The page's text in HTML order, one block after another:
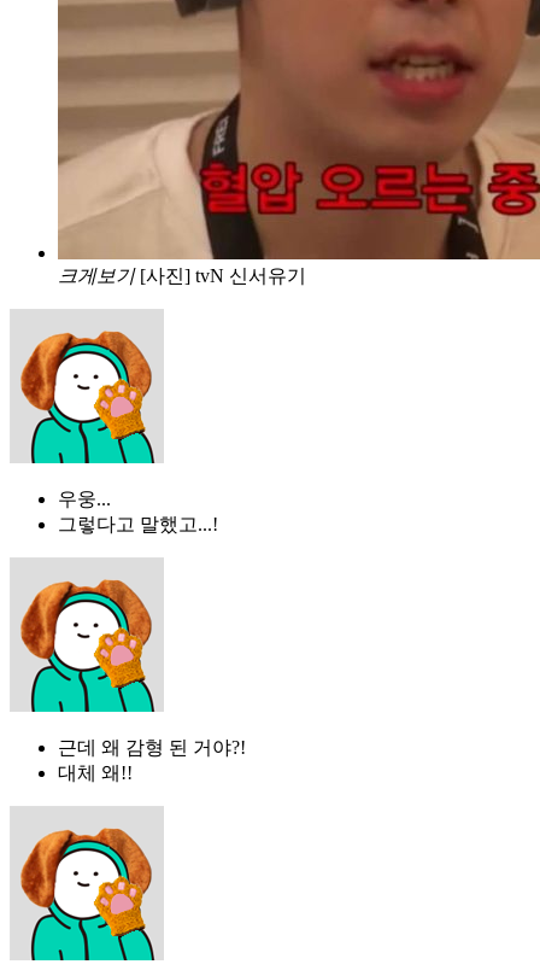
크게보기 [사진] tvN 신서유기
우웅...
그렇다고 말했고...!
근데 왜 감형 된 거야?!
대체 왜!!